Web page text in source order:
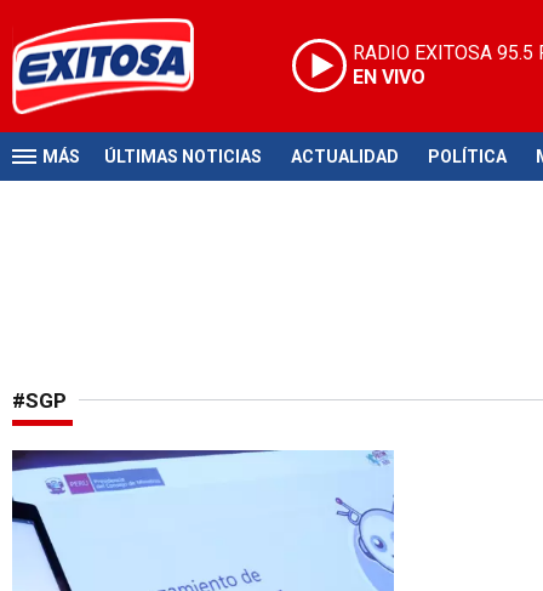
RADIO EXITOSA 95.5
EN VIVO
MÁS ÚLTIMAS NOTICIAS ACTUALIDAD POLÍTICA
#SGP
Herramienta digital